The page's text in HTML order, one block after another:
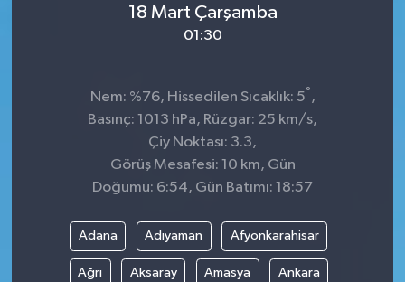
18 Mart Çarşamba
01:30
Nem: %76, Hissedilen Sıcaklık: 5° ,
Basınç: 1013 hPa, Rüzgar: 25 km/s,
Çiy Noktası: 3.3,
Görüş Mesafesi: 10 km, Gün
Doğumu: 6:54, Gün Batımı: 18:57
Adana Adıyaman Afyonkarahisar
Ağrı Aksaray Amasya Ankara